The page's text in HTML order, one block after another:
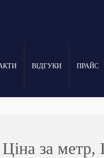
ВІДГУКИ ПРАЙС
за метр,